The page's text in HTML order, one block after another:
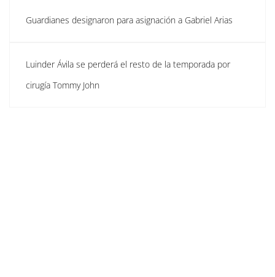
Guardianes designaron para asignación a Gabriel Arias
Luinder Ávila se perderá el resto de la temporada por
cirugía Tommy John